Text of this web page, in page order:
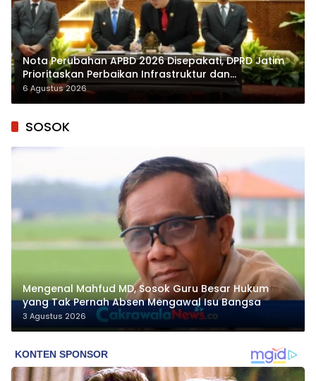
Nota Perubahan APBD 2026 Disepakati, DPRD Jatim
Prioritaskan Perbaikan Infrastruktur dan
Penyelesaian TPG
6 Agustus 2026
SOSOK
Mengenal Mahfud MD, Sosok Guru Besar Hukum
yang Tak Pernah Absen Mengawal Isu Bangsa
3 Agustus 2026